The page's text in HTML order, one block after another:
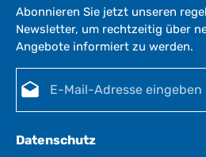
z
e
i
t
:
1
-
W
Abonnieren Sie jetzt unseren
Newsletter, um rechtzeitig über
Angebote informiert zu werden.
Datenschutz